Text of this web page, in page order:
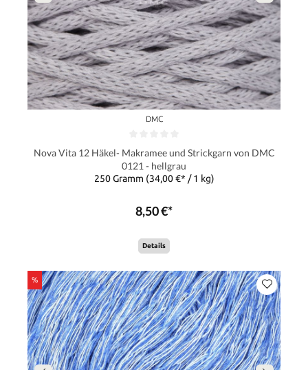
DMC
Nova Vita 12 Häkel- Makramee und Strickgarn von DMC
0121 - hellgrau
250 Gramm (34,00 €* / 1 kg)
8,50 €*
Details
%